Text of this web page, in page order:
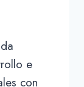
e
con